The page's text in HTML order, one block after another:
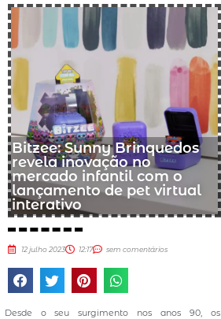
Bitzee: Sunny Brinquedos
revela inovação no
mercado infantil com o
lançamento de pet virtual
interativo
12 julho 2023 12:17 sem comentários
Desde o seu surgimento nos anos 90, os